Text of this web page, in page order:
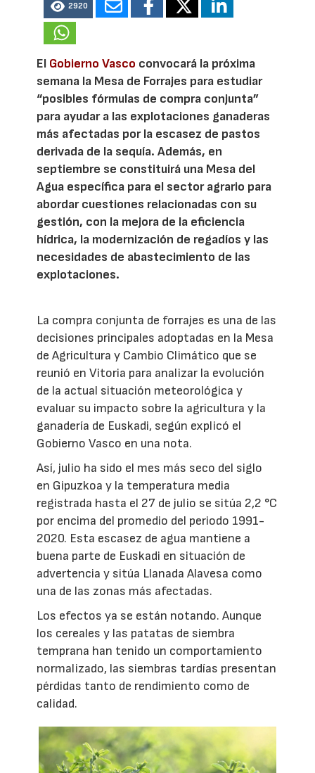
2920
El Gobierno Vasco convocará la próxima
semana la Mesa de Forrajes para estudiar
“posibles fórmulas de compra conjunta”
para ayudar a las explotaciones ganaderas
más afectadas por la escasez de pastos
derivada de la sequía. Además, en
septiembre se constituirá una Mesa del
Agua específica para el sector agrario para
abordar cuestiones relacionadas con su
gestión, con la mejora de la eficiencia
hídrica, la modernización de regadíos y las
necesidades de abastecimiento de las
explotaciones.
La compra conjunta de forrajes es una de las
decisiones principales adoptadas en la Mesa
de Agricultura y Cambio Climático que se
reunió en Vitoria para analizar la evolución
de la actual situación meteorológica y
evaluar su impacto sobre la agricultura y la
ganadería de Euskadi, según explicó el
Gobierno Vasco en una nota.
Así, julio ha sido el mes más seco del siglo
en Gipuzkoa y la temperatura media
registrada hasta el 27 de julio se sitúa 2,2 °C
por encima del promedio del periodo 1991-
2020. Esta escasez de agua mantiene a
buena parte de Euskadi en situación de
advertencia y sitúa Llanada Alavesa como
una de las zonas más afectadas.
Los efectos ya se están notando. Aunque
los cereales y las patatas de siembra
temprana han tenido un comportamiento
normalizado, las siembras tardías presentan
pérdidas tanto de rendimiento como de
calidad.